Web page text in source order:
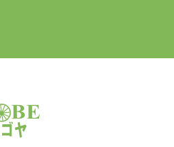
ショップナカゴヤ